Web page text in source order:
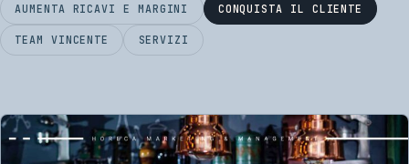
AUMENTA RICAVI E MARGINI CONQUISTA IL CLIENTE
TEAM VINCENTE SERVIZI